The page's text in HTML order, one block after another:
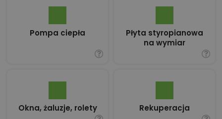
Pompa ciepła
Płyta styropianowa
na wymiar
Okna, żaluzje, rolety Rekuperacja